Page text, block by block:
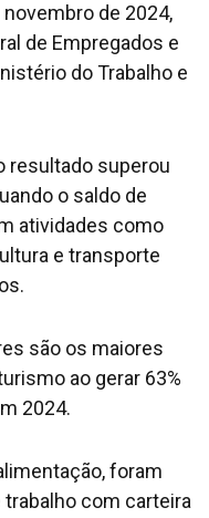
de 2024,
de Empregados e
do Trabalho e
resultado superou
o saldo de
atividades como
e transporte
são os maiores
ao gerar 63%
2024.
foram
com carteira